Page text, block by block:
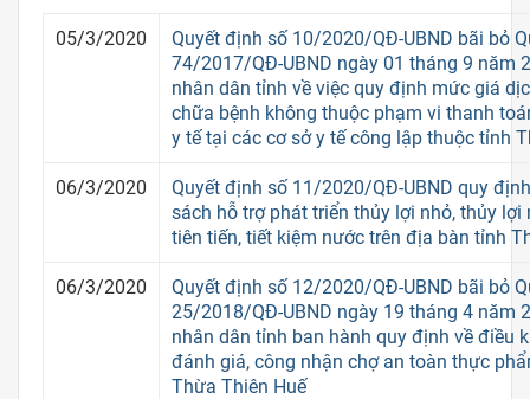
05/3/2020
Quyết định số 10/2020/QĐ-UBND bãi bỏ
74/2017/QĐ-UBND ngày 01 tháng 9 năm
nhân dân tỉnh về việc quy định mức giá
chữa bệnh không thuộc phạm vi thanh
y tế tại các cơ sở y tế công lập thuộc tỉnh
06/3/2020
Quyết định số 11/2020/QĐ-UBND quy
sách hỗ trợ phát triển thủy lợi nhỏ, thủy
tiên tiến, tiết kiệm nước trên địa bàn tỉnh
06/3/2020
Quyết định số 12/2020/QĐ-UBND bãi bỏ
25/2018/QĐ-UBND ngày 19 tháng 4 năm
nhân dân tỉnh ban hành quy định về điều
đánh giá, công nhận chợ an toàn thực
Thừa Thiên Huế